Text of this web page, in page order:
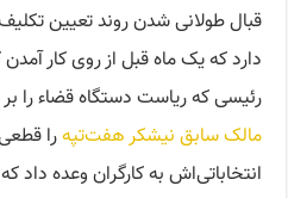
قبال طولانی شدن روند تعیین
دارد که یک ماه قبل از روی کار
رئیسی که ریاست دستگاه قضاء را
مالک سابق نیشکر هفت‌تپهرا
انتخاباتی‌اش به کارگران وعده داد